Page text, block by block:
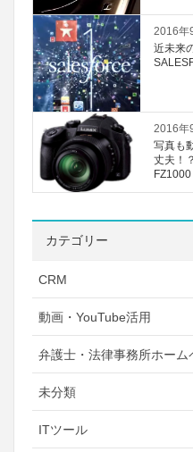
2016年
近未来
2016年
写真も
丈夫！
FZ1000
カテゴリー
CRM
動画・YouTube活用
弁護士・法律事務所ホーム
未分類
ITツール